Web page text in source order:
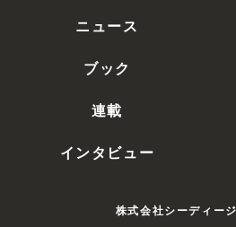
ニュース
ブック
連載
インタビュー
株式会社シーディー